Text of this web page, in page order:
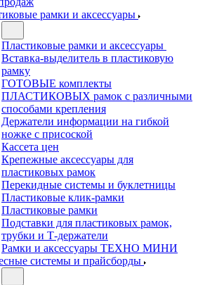
рамки и аксессуары
Пластиковые рамки и аксессуары
Вставка-выделитель в пластиковую
рамку
ГОТОВЫЕ комплекты
ПЛАСТИКОВЫХ рамок с различными
способами крепления
Держатели информации на гибкой
ножке с присоской
Кассета цен
Крепежные аксессуары для
пластиковых рамок
Перекидные системы и буклетницы
Пластиковые клик-рамки
Пластиковые рамки
Подставки для пластиковых рамок,
трубки и Т-держатели
Рамки и аксессуары ТЕХНО МИНИ
системы и прайсборды